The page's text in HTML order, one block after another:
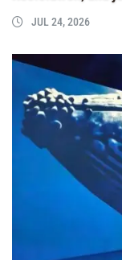
JUL 24, 2026